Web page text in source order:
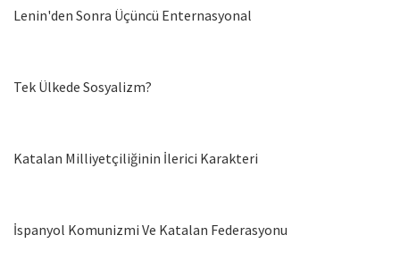
Lenin'den Sonra Üçüncü Enternasyonal
Tek Ülkede Sosyalizm?
Katalan Milliyetçiliğinin İlerici Karakteri
İspanyol Komunizmi Ve Katalan Federasyonu